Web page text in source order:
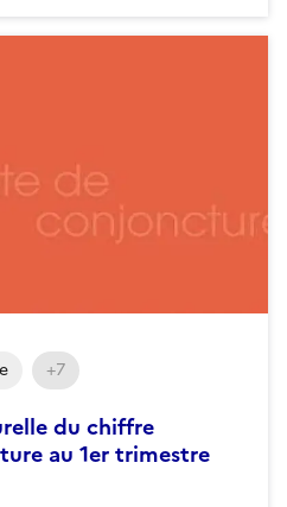
du chiffre
au 1er trimestre
+7